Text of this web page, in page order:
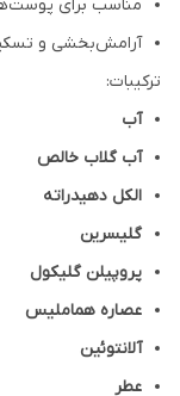
مناسب برای
آرامش‌بخشی و
ترکیبات:
آب
آب گلاب خالص
الکل دهیدراته
گلیسرین
پروپیلن گلیکول
عصاره هماملیس
آلانتوئین
عطر